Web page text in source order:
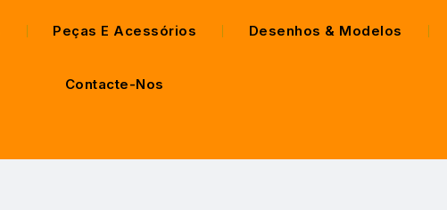
Peças E Acessórios Desenhos & Modelos
Contacte-Nos